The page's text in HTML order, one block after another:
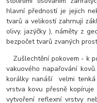
hlavní předností je jejich
tvarů a velikostí zahrnují
olivy, jazýčky ), náměty z
bezpočet tvarů zvaných
Zušlechtění pokovem - k
vakuového napařování
korálky nanáší velmi tenká
vrstva kovu přesně
vytvoření reflexní vrstvy